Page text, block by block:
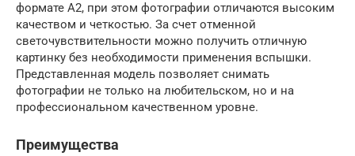
формате А2, при этом фотографии отличаются высоким
качеством и четкостью. За счет отменной
светочувствительности можно получить отличную
картинку без необходимости применения вспышки.
Представленная модель позволяет снимать
фотографии не только на любительском, но и на
профессиональном качественном уровне.
Преимущества